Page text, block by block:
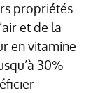
propriétés
et de la
en vitamine
30%